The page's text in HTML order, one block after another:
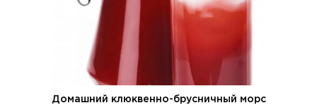
Домашний клюквенно-брусничный морс